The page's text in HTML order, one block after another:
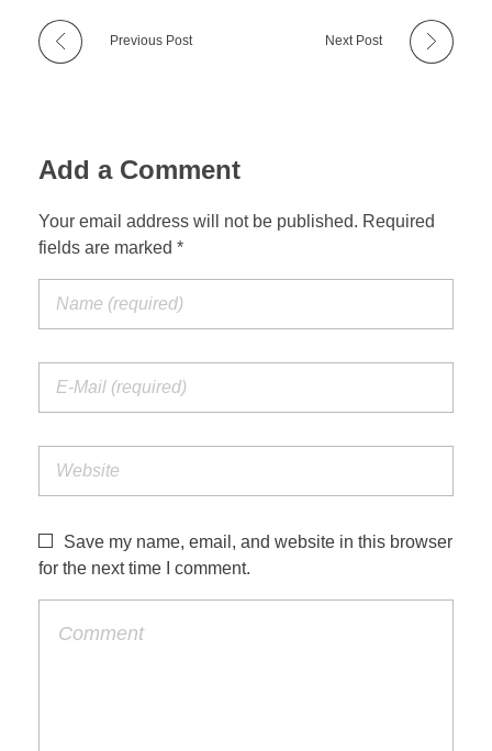
Previous Post Next Post
Add a Comment
Your email address will not be published. Required
fields are marked *
Save my name, email, and website in this browser
for the next time I comment.